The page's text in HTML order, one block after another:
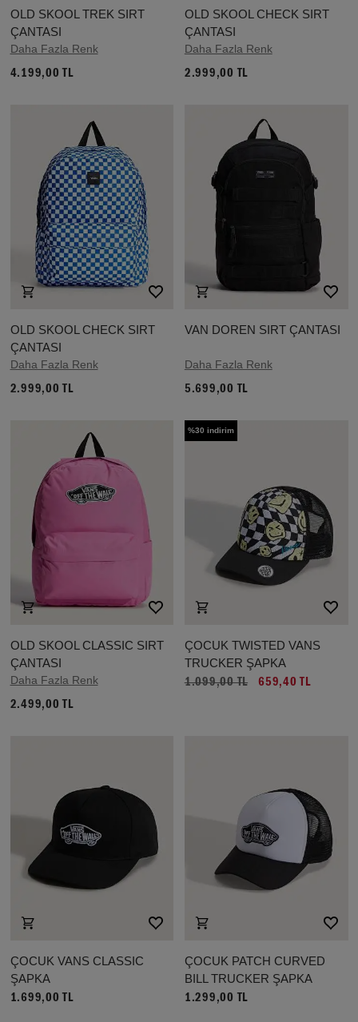
OLD SKOOL TREK SIRT
ÇANTASI
Daha Fazla Renk
4.199,00 TL
OLD SKOOL CHECK SIRT
ÇANTASI
Daha Fazla Renk
2.999,00 TL
OLD SKOOL CHECK SIRT
ÇANTASI
Daha Fazla Renk
2.999,00 TL
VAN DOREN SIRT ÇANTASI
Daha Fazla Renk
5.699,00 TL
OLD SKOOL CLASSIC SIRT
ÇANTASI
Daha Fazla Renk
2.499,00 TL
%30 indirim
ÇOCUK TWISTED VANS
TRUCKER ŞAPKA
1.099,00 TL 659,40 TL
ÇOCUK VANS CLASSIC
ŞAPKA
1.699,00 TL
ÇOCUK PATCH CURVED
BILL TRUCKER ŞAPKA
1.299,00 TL